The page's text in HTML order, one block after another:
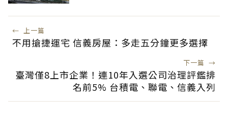
← 上一篇
不用搶捷運宅 信義房屋：多走五分鐘更多選擇
下一篇 →
臺灣僅8上市企業！連10年入選公司治理評鑑排
名前5% 台積電、聯電、信義入列